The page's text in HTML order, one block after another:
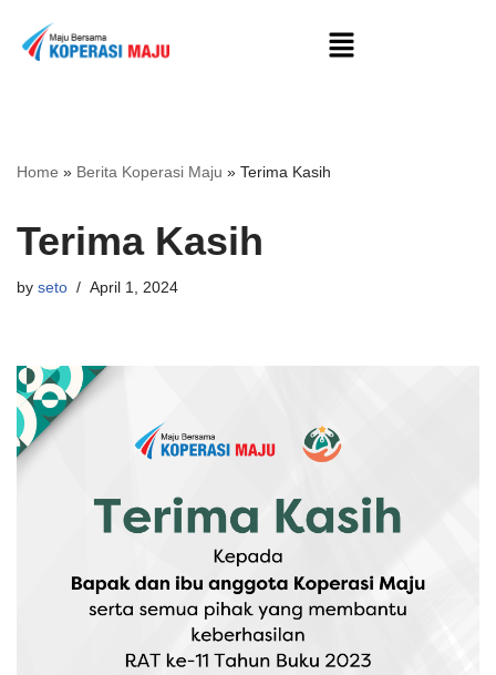
Skip
Home » Berita Koperasi Maju » Terima Kasih
Terima Kasih
by seto April 1, 2024